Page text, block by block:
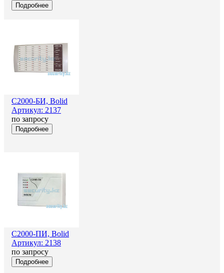
Подробнее
С2000-БИ, Bolid
Артикул: 2137
по запросу
Подробнее
С2000-ПИ, Bolid
Артикул: 2138
по запросу
Подробнее